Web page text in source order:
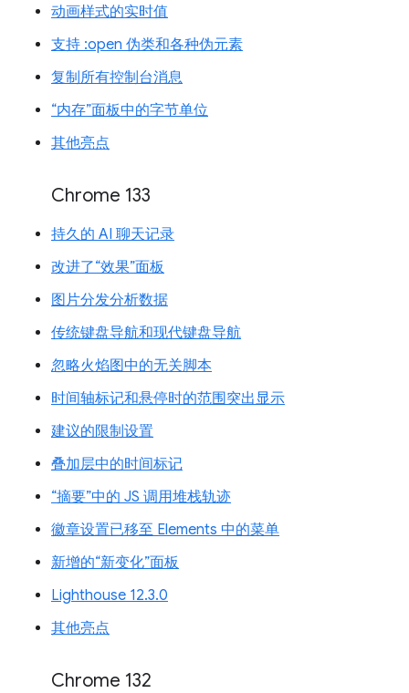
动画样式的实时值
支持 :open 伪类和各种伪元素
复制所有控制台消息
“内存”面板中的字节单位
其他亮点
Chrome 133
持久的 AI 聊天记录
改进了“效果”面板
图片分发分析数据
传统键盘导航和现代键盘导航
忽略火焰图中的无关脚本
时间轴标记和悬停时的范围突出显示
建议的限制设置
叠加层中的时间标记
“摘要”中的 JS 调用堆栈轨迹
徽章设置已移至 Elements 中的菜单
新增的“新变化”面板
Lighthouse 12.3.0
其他亮点
Chrome 132